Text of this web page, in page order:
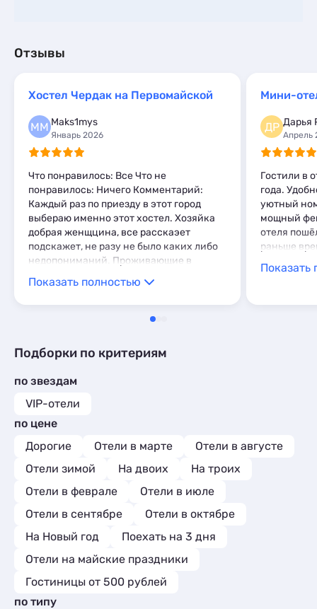
Отзывы
Хостел Чердак на Первомайской
MM Maks1mys
Январь 2026
Что понравилось: Все Что не
понравилось: Ничего Комментарий:
Каждый раз по приезду в этот город
выбераю именно этот хостел. Хозяйка
добрая женщцина, все расскаэет
подскажет, не разу не было каких либо
недопониманий. Проживающие в
хостеле также дорбые
Показать полностью
Мини-
ДР Дарья
Апрель
Гостили в
года.
уютный
мощный
отеля
раньше
Показать
Подборки по критериям
по звездам
VIP-отели
по цене
Дорогие
Отели в марте
Отели в августе
Отели зимой
На двоих
На троих
Отели в феврале
Отели в июле
Отели в сентябре
Отели в октябре
На Новый год
Поехать на 3 дня
Отели на майские праздники
Гостиницы от 500 рублей
по типу